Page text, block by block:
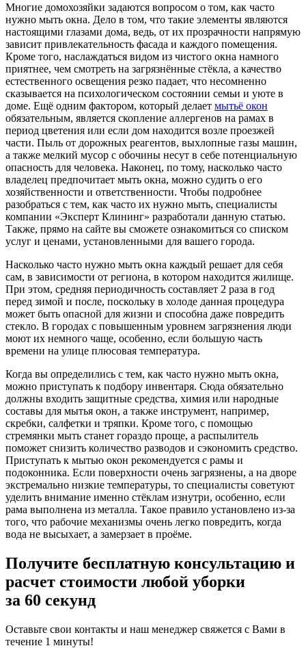
Многие домохозяйки задаются вопросом о том, как часто
нужно мыть окна. Дело в том, что такие элементы являются
настоящими глазами дома, ведь, от их прозрачности напрямую
зависит привлекательность фасада и каждого помещения.
Кроме того, наслаждаться видом из чистого окна намного
приятнее, чем смотреть на загрязнённые стёкла, а качество
естественного освещения резко падает, что несомненно
сказывается на психологическом состоянии семьи и уюте в
доме. Ещё одним фактором, который делает мытьё окон
обязательным, является скопление аллергенов на рамах в
период цветения или если дом находится возле проезжей
части. Пыль от дорожных реагентов, выхлопные газы машин,
а также мелкий мусор с обочины несут в себе потенциальную
опасность для человека. Наконец, по тому, насколько часто
владелец предпочитает мыть окна, можно судить о его
хозяйственности и ответственности. Чтобы подробнее
разобраться с тем, как часто их нужно мыть, специалисты
компании «Эксперт Клининг» разработали данную статью.
Также, прямо на сайте вы сможете ознакомиться со списком
услуг и ценами, установленными для вашего города.
Насколько часто нужно мыть окна каждый решает для себя
сам, в зависимости от региона, в котором находится жилище.
При этом, средняя периодичность составляет 2 раза в год
перед зимой и после, поскольку в холоде данная процедура
может быть опасной для жизни и способна даже повредить
стекло. В городах с повышенным уровнем загрязнения люди
моют их немного чаще, особенно, если большую часть
времени на улице плюсовая температура.
Когда вы определились с тем, как часто нужно мыть окна,
можно приступать к подбору инвентаря. Сюда обязательно
должны входить защитные средства, химия или народные
составы для мытья окон, а также инструмент, например,
скребки, салфетки и тряпки. Кроме того, с помощью
стремянки мыть станет гораздо проще, а распылитель
поможет снизить количество разводов и сэкономить средство.
Приступать к мытью окон рекомендуется с рамы и
подоконника. Если поверхности очень загрязнены, а на дворе
экстремально низкие температуры, то специалисты советуют
уделить внимание именно стёклам изнутри, особенно, если
рама выполнена из металла. Такое правило установлено из-за
того, что рабочие механизмы очень легко повредить, когда
вода не высыхает, а замерзает в проёме.
Получите бесплатную консультацию и
расчет стоимости любой уборки
за 60 секунд
Оставьте свои контакты и наш менеджер свяжется с Вами в
течение 1 минуты!